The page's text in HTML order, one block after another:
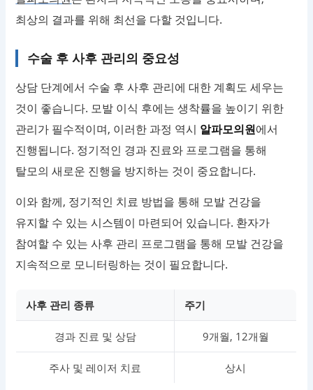
최상의 결과를 위해 최선을 다할 것입니다.
수술 후 사후 관리의 중요성
상담 단계에서 수술 후 사후 관리에 대한 계획도 세우는
것이 좋습니다. 모발 이식 후에는 생착률을 높이기 위한
관리가 필수적이며, 이러한 과정 역시 알파모의원에서
진행됩니다. 정기적인 경과 진료와 프로그램을 통해
탈모의 새로운 진행을 방지하는 것이 중요합니다.
이와 함께, 정기적인 치료 방법을 통해 모발 건강을
유지할 수 있는 시스템이 마련되어 있습니다. 환자가
참여할 수 있는 사후 관리 프로그램을 통해 모발 건강을
지속적으로 모니터링하는 것이 필요합니다.
사후 관리 종류 주기
경과 진료 및 상담 9개월, 12개월
주사 및 레이저 치료 상시